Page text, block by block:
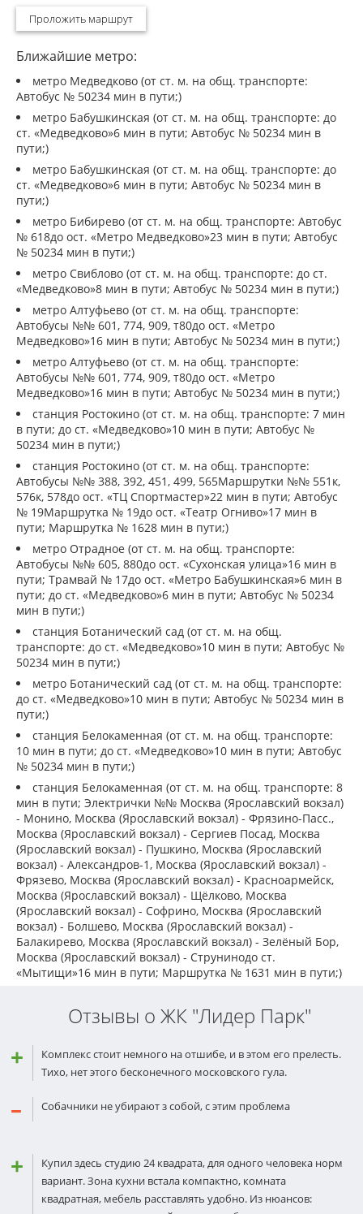
Проложить маршрут
Ближайшие метро:
метро Медведково (от ст. м. на общ. транспорте:
Автобус № 50234 мин в пути;)
метро Бабушкинская (от ст. м. на общ. транспорте: до
ст. «Медведково»6 мин в пути; Автобус № 50234 мин в
пути;)
метро Бабушкинская (от ст. м. на общ. транспорте: до
ст. «Медведково»6 мин в пути; Автобус № 50234 мин в
пути;)
метро Бибирево (от ст. м. на общ. транспорте: Автобус
№ 618до ост. «Метро Медведково»23 мин в пути; Автобус
№ 50234 мин в пути;)
метро Свиблово (от ст. м. на общ. транспорте: до ст.
«Медведково»8 мин в пути; Автобус № 50234 мин в пути;)
метро Алтуфьево (от ст. м. на общ. транспорте:
Автобусы №№ 601, 774, 909, т80до ост. «Метро
Медведково»16 мин в пути; Автобус № 50234 мин в пути;)
метро Алтуфьево (от ст. м. на общ. транспорте:
Автобусы №№ 601, 774, 909, т80до ост. «Метро
Медведково»16 мин в пути; Автобус № 50234 мин в пути;)
станция Ростокино (от ст. м. на общ. транспорте: 7 мин
в пути; до ст. «Медведково»10 мин в пути; Автобус №
50234 мин в пути;)
станция Ростокино (от ст. м. на общ. транспорте:
Автобусы №№ 388, 392, 451, 499, 565Маршрутки №№ 551к,
576к, 578до ост. «ТЦ Спортмастер»22 мин в пути; Автобус
№ 19Маршрутка № 19до ост. «Театр Огниво»17 мин в
пути; Маршрутка № 1628 мин в пути;)
метро Отрадное (от ст. м. на общ. транспорте:
Автобусы №№ 605, 880до ост. «Сухонская улица»16 мин в
пути; Трамвай № 17до ост. «Метро Бабушкинская»6 мин в
пути; до ст. «Медведково»6 мин в пути; Автобус № 50234
мин в пути;)
станция Ботанический сад (от ст. м. на общ.
транспорте: до ст. «Медведково»10 мин в пути; Автобус №
50234 мин в пути;)
метро Ботанический сад (от ст. м. на общ. транспорте:
до ст. «Медведково»10 мин в пути; Автобус № 50234 мин в
пути;)
станция Белокаменная (от ст. м. на общ. транспорте:
10 мин в пути; до ст. «Медведково»10 мин в пути; Автобус
№ 50234 мин в пути;)
станция Белокаменная (от ст. м. на общ. транспорте: 8
мин в пути; Электрички №№ Москва (Ярославский вокзал)
- Монино, Москва (Ярославский вокзал) - Фрязино-Пасс.,
Москва (Ярославский вокзал) - Сергиев Посад, Москва
(Ярославский вокзал) - Пушкино, Москва (Ярославский
вокзал) - Александров-1, Москва (Ярославский вокзал) -
Фрязево, Москва (Ярославский вокзал) - Красноармейск,
Москва (Ярославский вокзал) - Щёлково, Москва
(Ярославский вокзал) - Софрино, Москва (Ярославский
вокзал) - Болшево, Москва (Ярославский вокзал) -
Балакирево, Москва (Ярославский вокзал) - Зелёный Бор,
Москва (Ярославский вокзал) - Струнинодо ст.
«Мытищи»16 мин в пути; Маршрутка № 1631 мин в пути;)
Отзывы о ЖК "Лидер Парк"
Комплекс стоит немного на отшибе, и в этом его прелесть.
Тихо, нет этого бесконечного московского гула.
Собачники не убирают з собой, с этим проблема
Купил здесь студию 24 квадрата, для одного человека норм
вариант. Зона кухни встала компактно, комната
квадратная, мебель расставлять удобно. Из нюансов: